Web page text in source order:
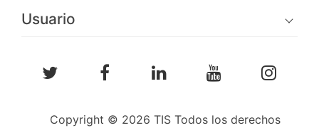
Usuario
Copyright © 2026 TIS Todos los derechos